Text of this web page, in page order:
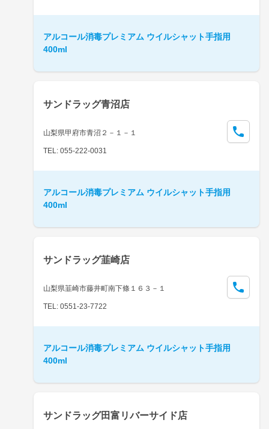
アルコール消毒プレミアム ウイルシャット手指用
400ml
サンドラッグ青沼店
山梨県甲府市青沼２－１－１
TEL: 055-222-0031
アルコール消毒プレミアム ウイルシャット手指用
400ml
サンドラッグ韮崎店
山梨県韮崎市藤井町南下條１６３－１
TEL: 0551-23-7722
アルコール消毒プレミアム ウイルシャット手指用
400ml
サンドラッグ田富リバーサイド店